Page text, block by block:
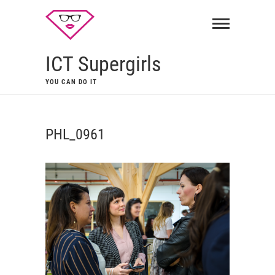
ICT Supergirls
YOU CAN DO IT
PHL_0961